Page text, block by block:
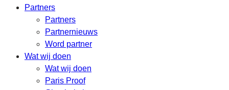
Partners
Partners
Partnernieuws
Word partner
Wat wij doen
Wat wij doen
Paris Proof